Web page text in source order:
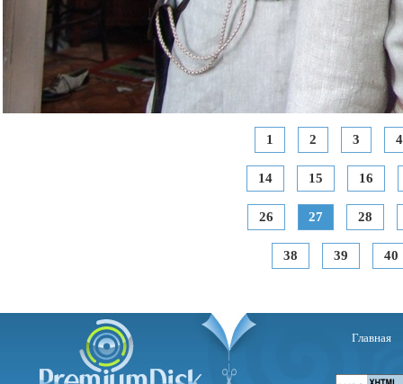
1 2 3 4
14 15 16
26 27 28
38 39 40
Главная